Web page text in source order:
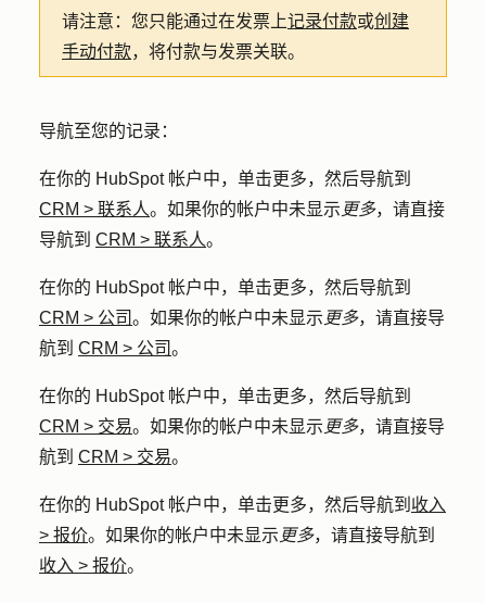
请注意： 您只能通过在发票上记录付款或创建
手动付款，将付款与发票关联。
导航至您的记录：
在你的 HubSpot 帐户中，单击更多，然后导航到
CRM > 联系人。如果你的帐户中未显示 更多，请直接
导航到 CRM > 联系人。
在你的 HubSpot 帐户中，单击更多，然后导航到
CRM > 公司。如果你的帐户中未显示 更多，请直接导
航到 CRM > 公司。
在你的 HubSpot 帐户中，单击更多，然后导航到
CRM > 交易。如果你的帐户中未显示 更多，请直接导
航到 CRM > 交易。
在你的 HubSpot 帐户中，单击更多，然后导航到 收入
> 报价。如果你的帐户中未显示 更多，请直接导航到
收入 > 报价。